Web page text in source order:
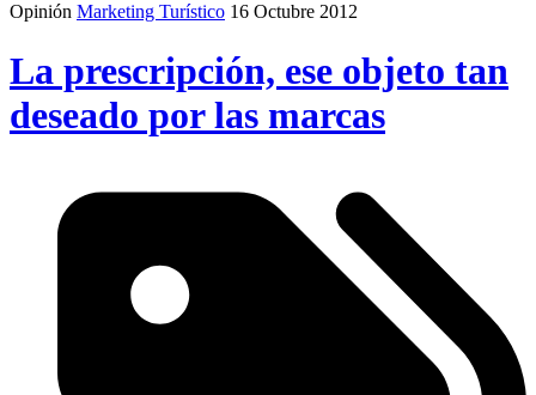
Opinión Marketing Turístico 16 Octubre 2012
La prescripción, ese objeto tan
deseado por las marcas